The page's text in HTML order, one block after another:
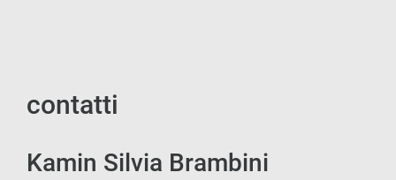
contatti
Kamin Silvia Brambini